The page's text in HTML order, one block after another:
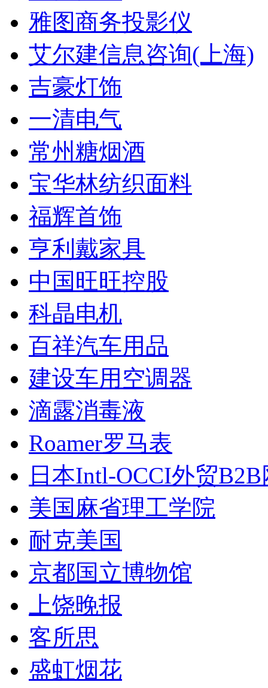
雅图商务投影仪
艾尔建信息咨询(上海)
吉豪灯饰
一清电气
常州糖烟酒
宝华林纺织面料
福辉首饰
亨利戴家具
中国旺旺控股
科晶电机
百祥汽车用品
建设车用空调器
滴露消毒液
Roamer罗马表
日本Intl-OCCI外贸
美国麻省理工学院
耐克美国
京都国立博物馆
上饶晚报
客所思
盛虹烟花